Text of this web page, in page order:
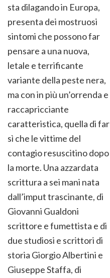
sta dilagando in Europa,
presenta dei mostruosi
sintomi che possono far
pensare a una nuova,
letale e terrificante
variante della peste nera,
ma con in più un’orrenda e
raccapricciante
caratteristica, quella di far
sì che le vittime del
contagio resuscitino dopo
la morte. Una azzardata
scrittura a sei mani nata
dall’imput trascinante, di
Giovanni Gualdoni
scrittore e fumettista e di
due studiosi e scrittori di
storia Giorgio Albertini e
Giuseppe Staffa, di